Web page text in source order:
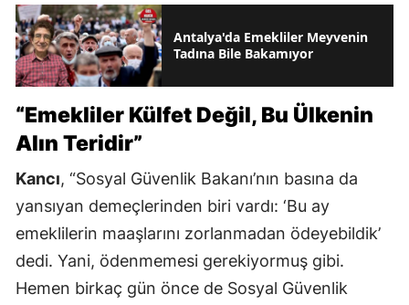
Antalya'da Emekliler Meyvenin
Tadına Bile Bakamıyor
“Emekliler Külfet Değil, Bu Ülkenin
Alın Teridir”
Kancı, “Sosyal Güvenlik Bakanı’nın basına da
yansıyan demeçlerinden biri vardı: ‘Bu ay
emeklilerin maaşlarını zorlanmadan ödeyebildik’
dedi. Yani, ödenmemesi gerekiyormuş gibi.
Hemen birkaç gün önce de Sosyal Güvenlik